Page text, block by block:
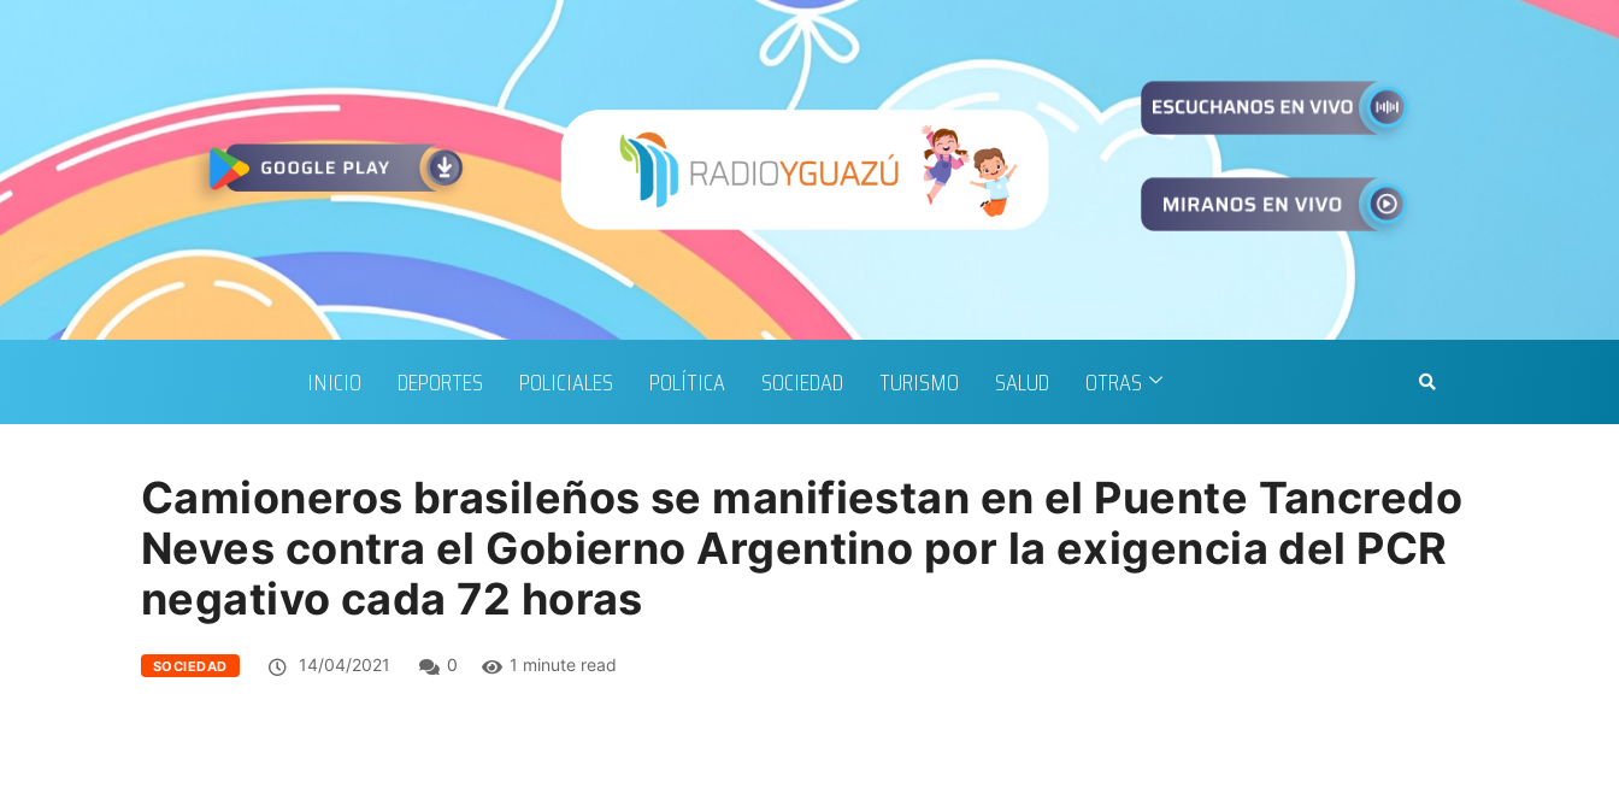
INICIO DEPORTES POLICIALES POLÍTICA SOCIEDAD TURISMO SALUD OTRAS
Camioneros brasileños se manifiestan en el Puente Tancredo
Neves contra el Gobierno Argentino por la exigencia del PCR
negativo cada 72 horas
SOCIEDAD 14/04/2021 0 1 minute read